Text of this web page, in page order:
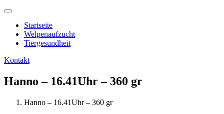
Startseite
Welpenaufzucht
Tiergesundheit
Kontakt
Hanno – 16.41Uhr – 360 gr
Hanno – 16.41Uhr – 360 gr